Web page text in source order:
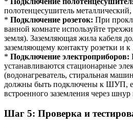
полотенцесушитель
* Подключение розеток: При
ванной комнате используйте
земля). Заземляющая жила кабеля
заземляющему контакту розетки и
* Подключение электроприборов:
устанавливаются стационарные
(водонагреватель, стиральная
должны быть подключены к ШУП,
встроенного заземления через шнур
Шаг 5: Проверка и